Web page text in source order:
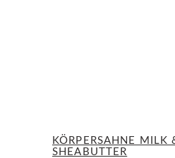
KÖRPERSAHNE MILK
SHEABUTTER